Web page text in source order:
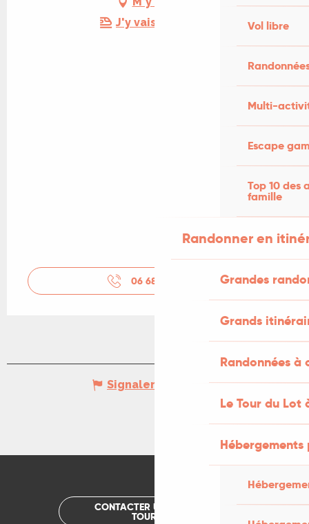
Vol libre
Multi-
Escape
Top 10 des
famille
Randonner en
Grandes
Grands
Randonnées
Le Tour du Lot
J'y vais en train !
06 68 29 60
Signaler une erreur
CONTACTER UN OFFICE DE
TOURISME